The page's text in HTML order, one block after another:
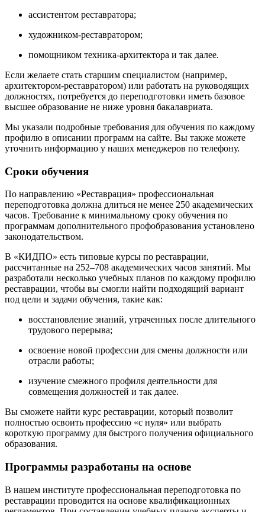
ассистентом реставратора;
художником-реставратором;
помощником техника-архитектора и так далее.
Если желаете стать старшим специалистом (например,
архитектором-реставратором) или работать на руководящих
должностях, потребуется до переподготовки иметь базовое
высшее образование не ниже уровня бакалавриата.
Мы указали подробные требования для обучения по каждому
профилю в описании программ на сайте. Вы также можете
уточнить информацию у наших менеджеров по телефону.
Сроки обучения
По направлению «Реставрация» профессиональная
переподготовка должна длиться не менее 250 академических
часов. Требование к минимальному сроку обучения по
программам дополнительного профобразования установлено
законодательством.
В «КИДПО» есть типовые курсы по реставрации,
рассчитанные на 252–708 академических часов занятий. Мы
разработали несколько учебных планов по каждому профилю
реставрации, чтобы вы смогли найти подходящий вариант
под цели и задачи обучения, такие как:
восстановление знаний, утраченных после длительного
трудового перерыва;
освоение новой профессии для смены должности или
отрасли работы;
изучение смежного профиля деятельности для
совмещения должностей и так далее.
Вы сможете найти курс реставрации, который позволит
полностью освоить профессию «с нуля» или выбрать
короткую программу для быстрого получения официального
образования.
Программы разработаны на основе
В нашем институте профессиональная переподготовка по
реставрации проводится на основе квалификационных